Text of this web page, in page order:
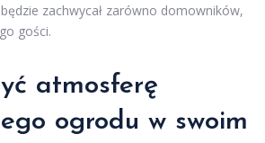
zachwycał zarówno domowników,
gości.
atmosferę
ogrodu w swoim